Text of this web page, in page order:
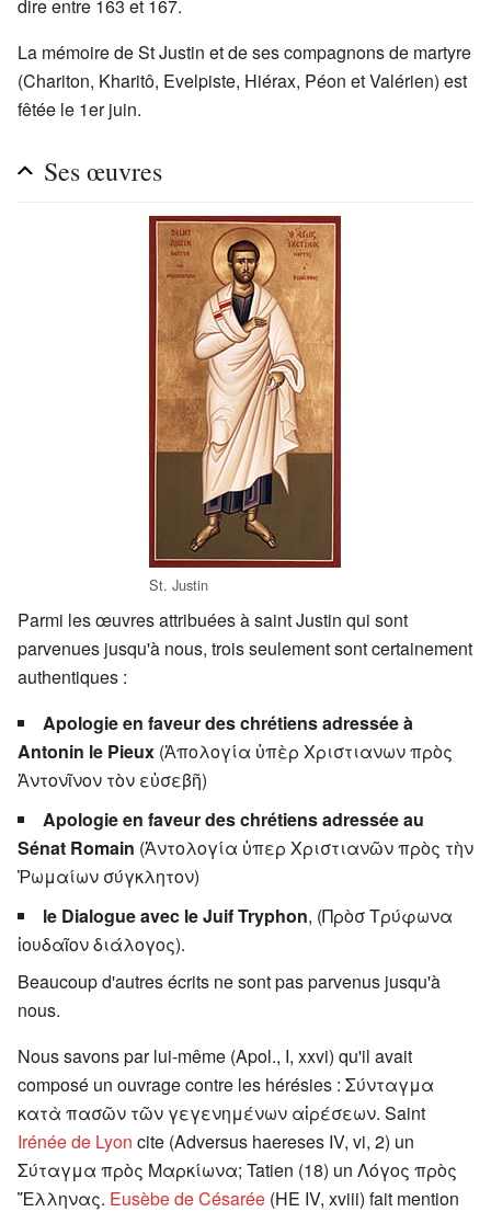
dire entre 163 et 167.
La mémoire de St Justin et de ses compagnons de martyre
(Chariton, Kharitô, Evelpiste, Hiérax, Péon et Valérien) est
fêtée le 1er juin.
Ses œuvres
St. Justin
Parmi les œuvres attribuées à saint Justin qui sont
parvenues jusqu'à nous, trois seulement sont certainement
authentiques :
Apologie en faveur des chrétiens adressée à
Antonin le Pieux (Ἀπολογία ὑπὲρ Χριστιανων πρὸς
Ἀντονῖνον τὸν εὐσεβῆ)
Apologie en faveur des chrétiens adressée au
Sénat Romain (Ἀντολογία ὑπερ Χριστιανῶν πρὸς τὴν
Ῥωμαίων σύγκλητον)
le Dialogue avec le Juif Tryphon, (Πρὸσ Τρύφωνα
ἰουδαῖον διάλογος).
Beaucoup d'autres écrits ne sont pas parvenus jusqu'à
nous.
Nous savons par lui-même (Apol., I, xxvi) qu'il avait
composé un ouvrage contre les hérésies : Σύνταγμα
κατὰ πασῶν τῶν γεγενημένων αἱρέσεων. Saint
Irénée de Lyon cite (Adversus haereses IV, vi, 2) un
Σύταγμα πρὸς Μαρκίωνα; Tatien (18) un Λόγος πρὸς
Ἕλληνας. Eusèbe de Césarée (HE IV, xviii) fait mention